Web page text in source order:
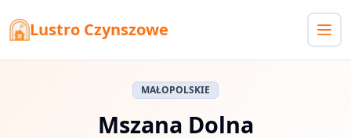
Lustro Czynszowe
MAŁOPOLSKIE
Mszana Dolna